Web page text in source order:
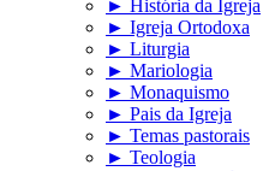
► História da Igreja
► Igreja Ortodoxa
► Liturgia
► Mariologia
► Monaquismo
► Pais da Igreja
► Temas pastorais
► Teologia